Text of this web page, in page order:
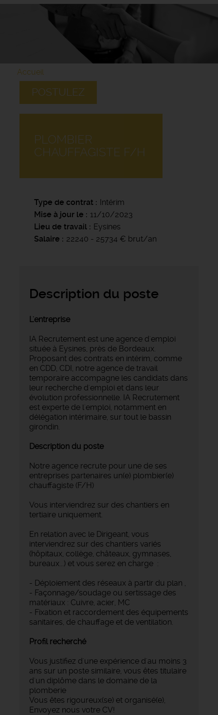
Accueil
POSTULEZ
PLOMBIER
CHAUFFAGISTE F/H
Type de contrat
Intérim
Mise à jour le
11/10/2023
Lieu de travail
Eysines
Salaire
22240 - 25734 € brut/an
Description du poste
L'entreprise
IA Recrutement est une agence d'emploi
située à Eysines, près de Bordeaux.
Proposant des contrats en intérim, comme
en CDD, CDI, notre agence de travail
temporaire accompagne les candidats dans
leur recherche d'emploi et dans leur
évolution professionnelle. IA Recrutement
est experte de l'emploi, notamment en
délégation intérimaire, sur tout le bassin
girondin.
Description du poste
Notre agence recrute pour une de ses
entreprises partenaires un(e) plombier(e)
chauffagiste (F/H)
Vous interviendrez sur des chantiers en
tertiaire uniquement.
En relation avec le Dirigeant, vous
interviendrez sur des chantiers variés
(hôpitaux, collège, châteaux, gymnases,
bureaux...) et vous serez en charge :
- Déploiement des réseaux à partir du plan ,
- Façonnage/soudage ou sertissage des
matériaux : Cuivre, acier, MC
- Fixation et raccordement des équipements
sanitaires, de chauffage et de ventilation.
Profil recherché
Vous justifiez d'une expérience d'au moins 3
ans sur un poste similaire, vous êtes titulaire
d'un diplôme dans le domaine de la
plomberie
Vous êtes rigoureux(se) et organisé(e),
Envoyez nous votre CV!